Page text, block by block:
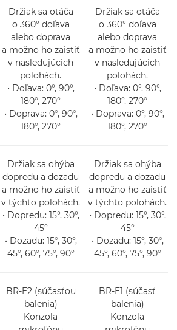
Držiak sa otáča
o 360° doľava
alebo doprava
a možno ho zaistiť
v nasledujúcich
polohách.
• Doľava: 0°, 90°,
180°, 270°
• Doprava: 0°, 90°,
180°, 270°
Držiak sa otáča
o 360° doľava
alebo doprava
a možno ho zaistiť
v nasledujúcich
polohách.
• Doľava: 0°, 90°,
180°, 270°
• Doprava: 0°, 90°,
180°, 270°
Držiak sa ohýba
dopredu a dozadu
a možno ho zaistiť
v týchto polohách.
• Dopredu: 15°, 30°,
45°
• Dozadu: 15°, 30°,
45°, 60°, 75°, 90°
Držiak sa ohýba
dopredu a dozadu
a možno ho zaistiť
v týchto polohách.
• Dopredu: 15°, 30°,
45°
• Dozadu: 15°, 30°,
45°, 60°, 75°, 90°
BR-E2 (súčasťou
balenia)
Konzola
BR-E1 (súčasť
balenia)
Konzola